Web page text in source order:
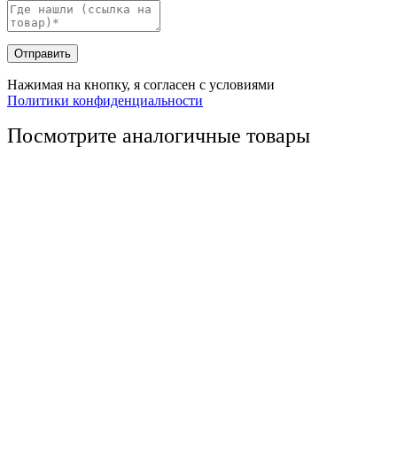
Отправить
Нажимая на кнопку, я согласен с условиями
Политики конфиденциальности
Посмотрите аналогичные товары